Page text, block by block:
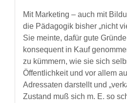
Mit Marketing – auch mit
die Pädagogik bisher „nicht
Sie meinte, dafür gute
konsequent in Kauf
zu kümmern, wie sie sich
Öffentlichkeit und vor allem
Adressaten darstellt und
Zustand muß sich m. E. so